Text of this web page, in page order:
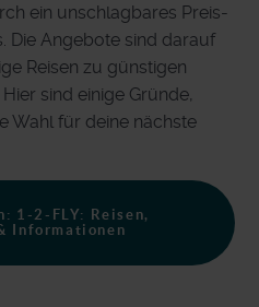
ein unschlagbares Preis-
Die Angebote sind darauf
Reisen zu günstigen
sind einige Gründe,
Wahl für deine nächste
1-2-FLY: Reisen,
Informationen